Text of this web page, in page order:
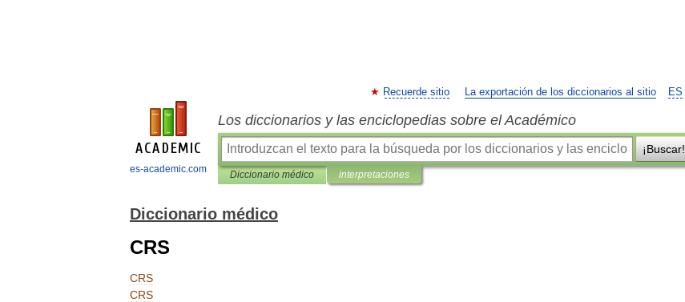
es-academic.com
ES
Recuerde sitio La exportación de los diccionarios al sitio
Los diccionarios y las enciclopedias sobre el Académico
¡Buscar!
Diccionario médico interpretaciones
Diccionario médico
CRS
CRS
CRS